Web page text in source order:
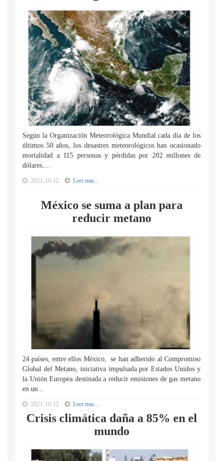
Según la Organización Meteorológica Mundial cada día de los
últimos 50 años, los desastres meteorológicos han ocasionado
mortalidad a 115 personas y pérdidas por 202 millones de
dólares....
2021-10-12 Leer mas...
México se suma a plan para
reducir metano
24 países, entre ellos México, se han adherido al Compromiso
Global del Metano, iniciativa impulsada por Estados Unidos y
la Unión Europea destinada a reducir emisiones de gas metano
en un...
2021-10-12 Leer mas...
Crisis climática daña a 85% en el
mundo